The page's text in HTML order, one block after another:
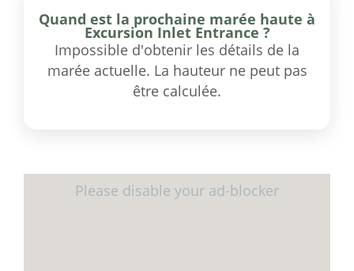
Quand est la prochaine marée haute à
Excursion Inlet Entrance ?
Impossible d'obtenir les détails de la
marée actuelle. La hauteur ne peut pas
être calculée.